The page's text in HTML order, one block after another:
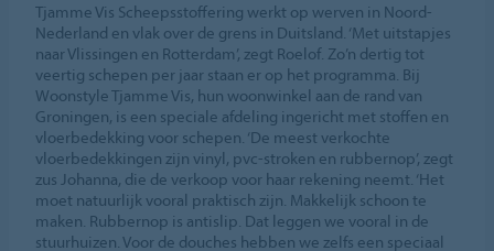
Tjamme Vis Scheepsstoffering werkt op werven in Noord-
Nederland en vlak over de grens in Duitsland. ‘Met uitstapjes
naar Vlissingen en Rotterdam’, zegt Roelof. Zo’n dertig tot
veertig schepen per jaar staan er op het programma. Bij
Woonstyle Tjamme Vis, hun woonwinkel aan de rand van
Groningen, is een speciale afdeling ingericht met stoffen en
vloerbedekking voor schepen. ‘De meest verkochte
vloerbedekkingen zijn vinyl, pvc-stroken en rubbernop’, zegt
zus Johanna, die de verkoop voor haar rekening neemt. ‘Het
moet natuurlijk vooral praktisch zijn. Makkelijk schoon te
maken. Rubbernop is antislip. Dat leggen we vooral in de
stuurhuizen. Voor de douches hebben we zelfs een speciaal